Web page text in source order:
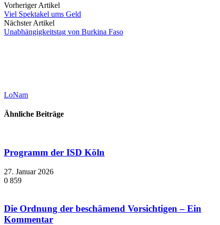
Vorheriger Artikel
Viel Spektakel ums Geld
Nächster Artikel
Unabhängigkeitstag von Burkina Faso
LoNam
Ähnliche Beiträge
Programm der ISD Köln
27. Januar 2026
0 859
Die Ordnung der beschämend Vorsichtigen – Ein
Kommentar